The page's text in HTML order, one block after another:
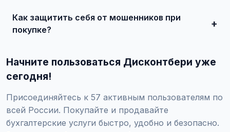
встрече и совершите сделку.
Как защитить себя от мошенников при
покупке?
предоплату незнакомцам.
Начните пользоваться Дисконтбери уже
сегодня!
Присоединяйтесь к 57 активным пользователям по
всей России. Покупайте и продавайте
бухгалтерские услуги быстро, удобно и безопасно.